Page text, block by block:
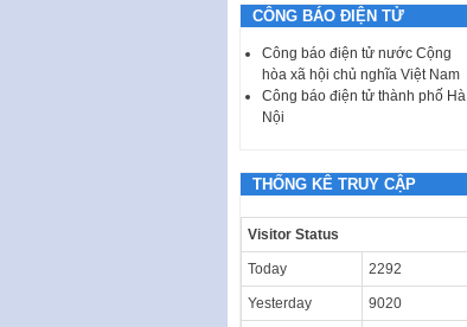
CÔNG BÁO ĐIỆN TỬ
Công báo điện tử nước Cộng
hòa xã hội chủ nghĩa Việt Nam
Công báo điện tử thành phố Hà
Nội
THỐNG KÊ TRUY CẬP
Visitor Status
Today 2292
Yesterday 9020